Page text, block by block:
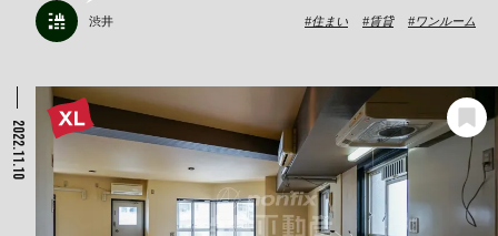
渋井 住まい 賃貸 ワンルーム
2022.11.10